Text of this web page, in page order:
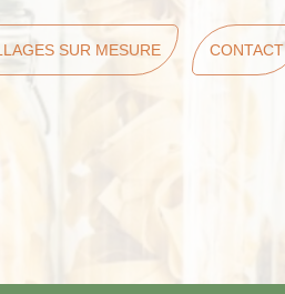
SUR MESURE CONTACT